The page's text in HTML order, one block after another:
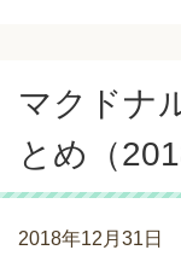
マクドナ
とめ（
2018年12月31日